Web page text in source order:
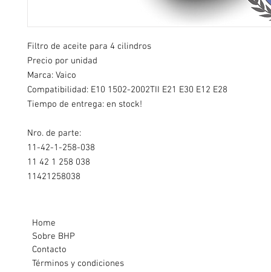
Filtro de aceite para 4 cilindros
Precio por unidad
Marca: Vaico
Compatibilidad: E10 1502-2002TII E21 E30 E12 E28
Tiempo de entrega: en stock!
Nro. de parte:
11-42-1-258-038
11 42 1 258 038
11421258038
Home
Sobre BHP
Contacto
Términos y condiciones